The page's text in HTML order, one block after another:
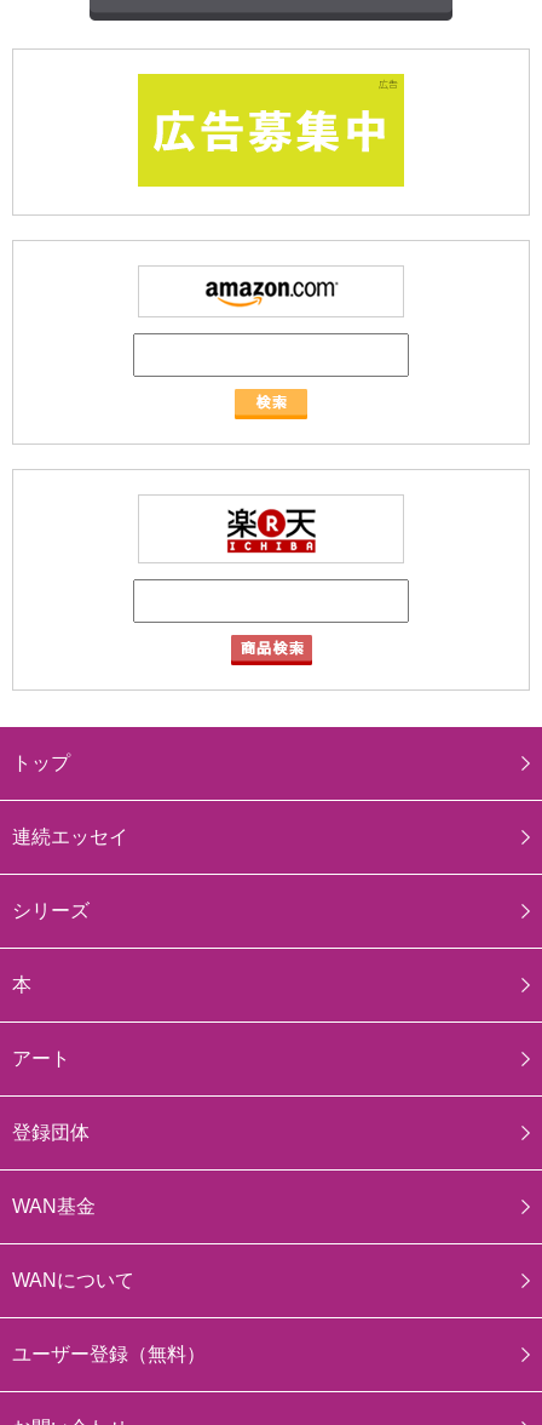
トップ
連続エッセイ
シリーズ
本
アート
登録団体
WAN基金
WANについて
ユーザー登録（無料）